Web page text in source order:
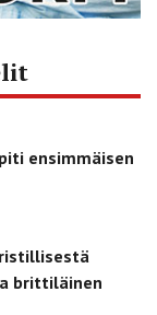
ensimmäisen
brittiläinen